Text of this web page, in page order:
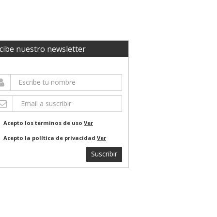
nuestro newsletter
Acepto los terminos de uso Ver
Acepto la política de privacidad Ver
Suscribir